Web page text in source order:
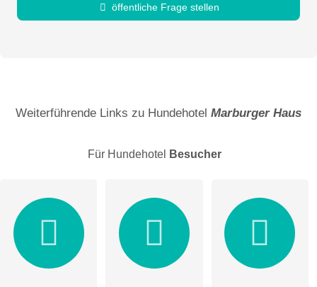
öffentliche Frage stellen
E-Mail-Adresse (wird nicht veröffentlicht)
Weiterführende Links zu Hundehotel Marburger Haus
Für Hundehotel Besucher